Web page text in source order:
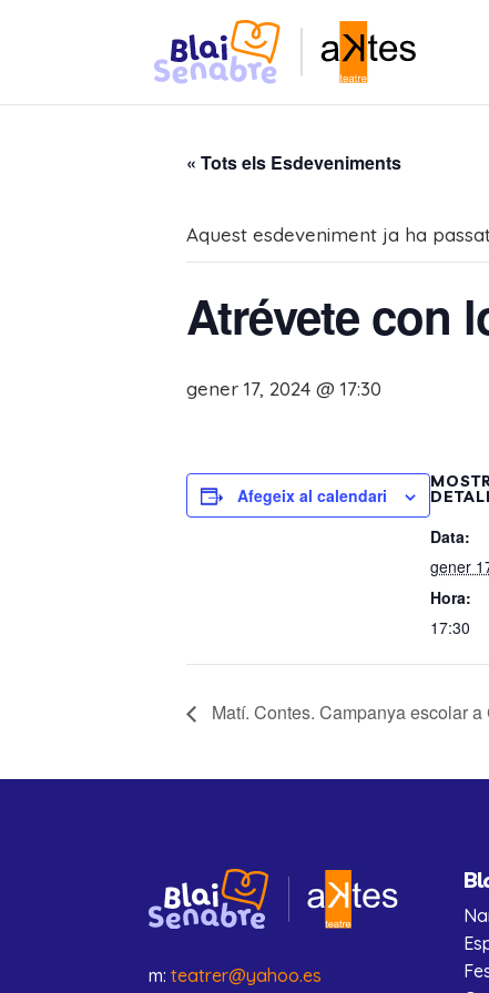
« Tots els Esdeveniments
Aquest esdeveniment ja ha
Atrévete con
gener 17, 2024 @ 17:30
Afegeix al calendari
Data:
gener
Hora:
17:30
Matí. Contes. Campanya escolar a
m:teatrer@yahoo.es